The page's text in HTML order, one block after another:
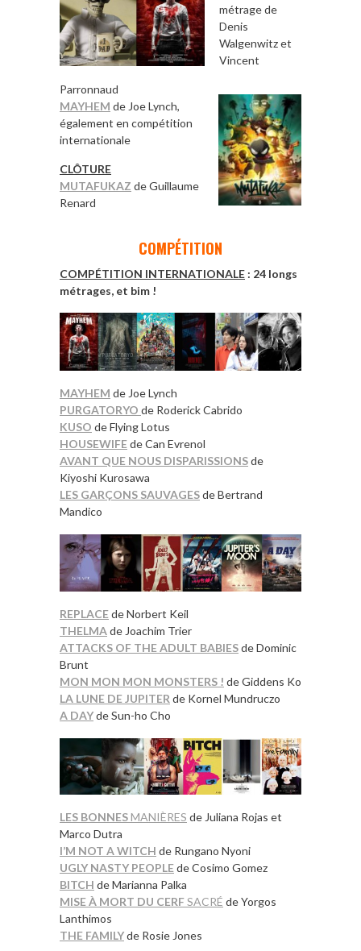
métrage de
Denis
Walgenwitz et
Vincent
Parronnaud
MAYHEM de Joe Lynch,
également en compétition
internationale
CLÔTURE
MUTAFUKAZ de Guillaume
Renard
COMPÉTITION
COMPÉTITION INTERNATIONALE : 24 longs
métrages, et bim !
MAYHEM de Joe Lynch
PURGATORYO de Roderick Cabrido
KUSO de Flying Lotus
HOUSEWIFEde Can Evrenol
AVANT QUE NOUS DISPARISSIONSde
Kiyoshi Kurosawa
LES GARÇONS SAUVAGESde Bertrand
Mandico
REPLACEde Norbert Keil
THELMAde Joachim Trier
ATTACKS OF THE ADULT BABIESde Dominic
Brunt
MON MON MON MONSTERS ! de Giddens Ko
LA LUNE DE JUPITER de Kornel Mundruczo
A DAYde Sun-ho Cho
LES BONNESMANIÈRES de Juliana Rojas et
Marco Dutra
I’M NOT A WITCH de Rungano Nyoni
UGLY NASTY PEOPLEde Cosimo Gomez
BITCH de Marianna Palka
MISE À MORT DU CERFSACRÉ de Yorgos
Lanthimos
THE FAMILYde Rosie Jones